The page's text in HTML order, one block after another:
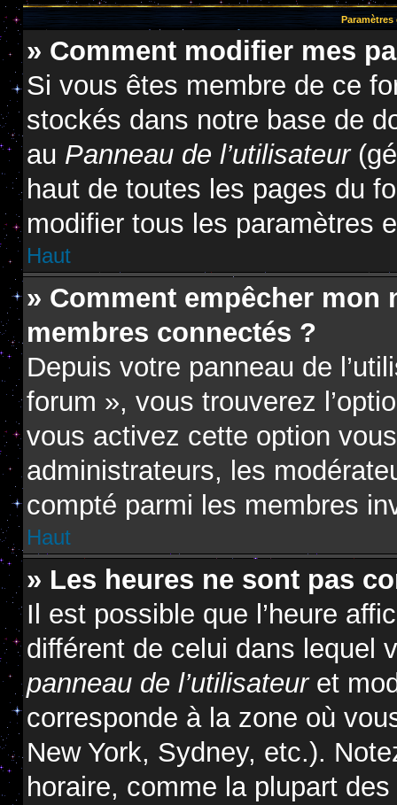
Paramètres
» Comment modifier mes
Si vous êtes membre de ce
stockés dans notre base de
au Panneau de l’utilisateur
haut de toutes les pages du
modifier tous les paramètres
Haut
» Comment empêcher mon
membres connectés ?
Depuis votre panneau de
forum », vous trouverez
vous activez cette option
administrateurs, les
compté parmi les membres
Haut
» Les heures ne sont pas
Il est possible que l’heure
différent de celui dans lequel
panneau de l’utilisateuret
corresponde à la zone où
New York, Sydney, etc.).
horaire, comme la plupart